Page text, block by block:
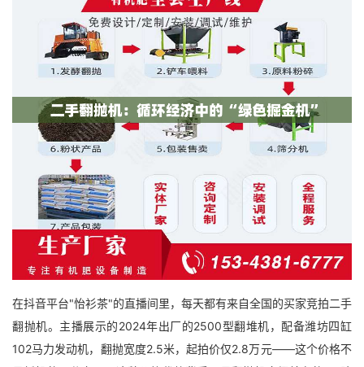
在抖音平台"怡衫茶"的直播间里，每天都有来自全国的买家竞拍二手
翻抛机。主播展示的2024年出厂的2500型翻堆机，配备潍坊四缸
102马力发动机，翻抛宽度2.5米，起拍价仅2.8万元——这个价格不